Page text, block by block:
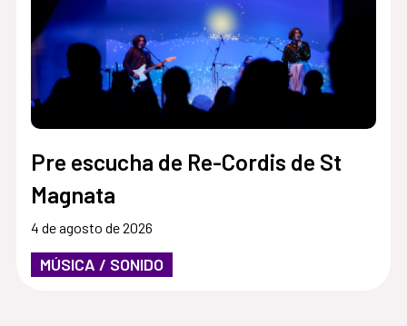
Pre escucha de Re-Cordis de St
Magnata
4 de agosto de 2026
MÚSICA / SONIDO